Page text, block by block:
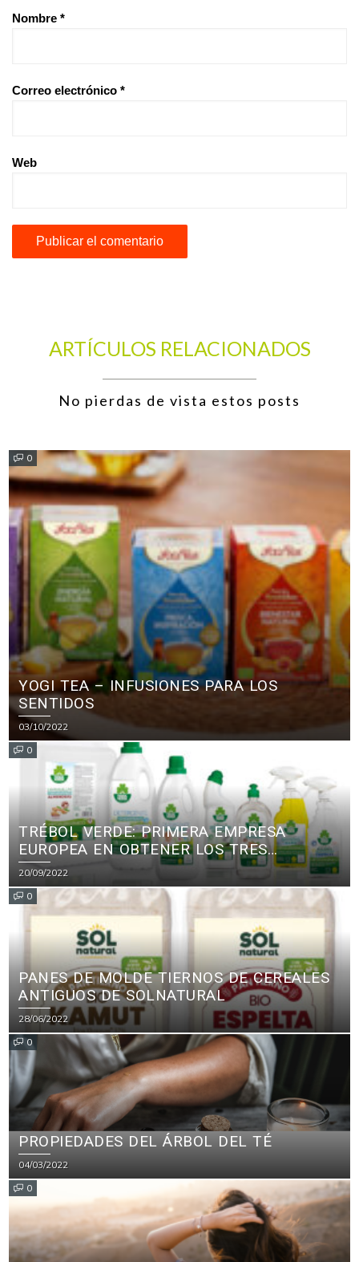
Nombre *
Correo electrónico *
Web
ARTÍCULOS RELACIONADOS
No pierdas de vista estos posts
0
YOGI TEA – INFUSIONES PARA LOS
SENTIDOS
03/10/2022
0
TRÉBOL VERDE: PRIMERA EMPRESA
EUROPEA EN OBTENER LOS TRES
PRINCIPALES CERTIFICADOS ECOLÓGICOS
PARA PRODUCTOS DE LIMPIEZA
20/09/2022
0
PANES DE MOLDE TIERNOS DE CEREALES
ANTIGUOS DE SOLNATURAL
28/06/2022
0
PROPIEDADES DEL ÁRBOL DEL TÉ
04/03/2022
0